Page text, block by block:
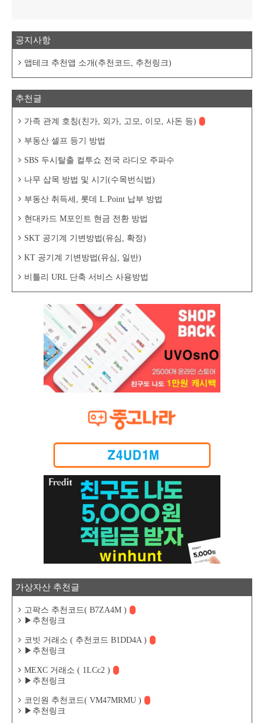
공지사항
앱테크 추천앱 소개(추천코드, 추천링크)
추천글
가족 관계 호칭(친가, 외가, 고모, 이모, 사돈 등)
부동산 셀프 등기 방법
SBS 두시탈출 컬투쇼 전국 라디오 주파수
나무 삽목 방법 및 시기(수목번식법)
부동산 취득세, 롯데 L.Point 납부 방법
현대카드 M포인트 현금 전환 방법
SKT 공기계 기변방법(유심, 확정)
KT 공기계 기변방법(유심, 일반)
비틀리 URL 단축 서비스 사용방법
가상자산 추천글
고팍스 추천코드( B7ZA4M )
▶추천링크
코빗 거래소 ( 추천코드 B1DD4A )
▶추천링크
MEXC 거래소 ( 1LCc2 )
▶추천링크
코인원 추천코드( VM47MRMU )
▶추천링크